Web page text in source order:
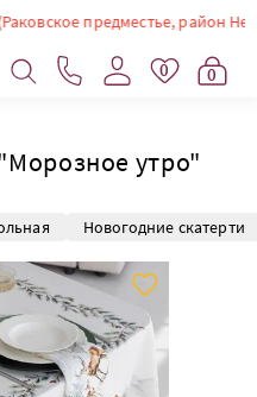
предместье, район
0 0
утро"
Новогодние скатерти